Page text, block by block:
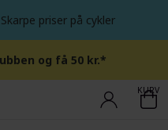
priser på cykler
og få 50 kr.*
KURV